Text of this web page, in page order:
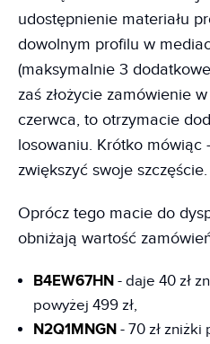
udostępnienie materiału
dowolnym profilu w
(maksymalnie 3
zaś złożycie zamówienie
czerwca, to otrzymacie
losowaniu. Krótko mówiąc
zwiększyć swoje szczęście.
Oprócz tego macie do
obniżają wartość
B4EW67HN - daje 40 zł
powyżej 499 zł,
N2Q1MNGN - 70 zł